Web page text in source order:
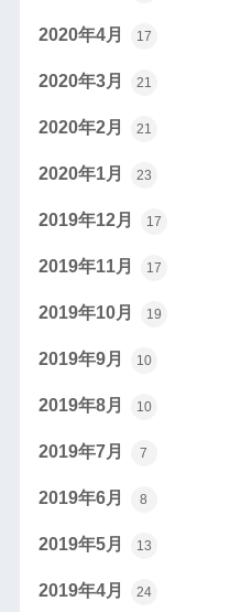
2020年4月 17
2020年3月 21
2020年2月 21
2020年1月 23
2019年12月 17
2019年11月 17
2019年10月 19
2019年9月 10
2019年8月 10
2019年7月 7
2019年6月 8
2019年5月 13
2019年4月 24